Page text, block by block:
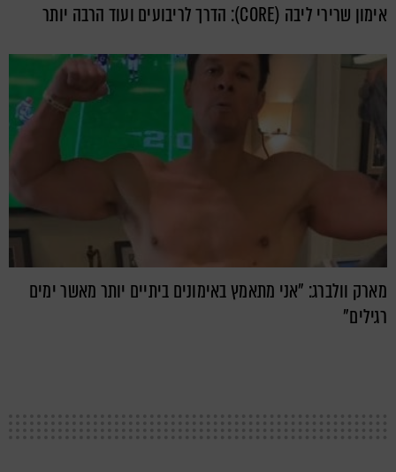
אימון שרירי ליבה (CORE): הדרך לריבועים ועוד הרבה יותר
מארק וולברג: "אני מתאמץ באימונים ביתיים יותר מאשר ימים
רגילים"